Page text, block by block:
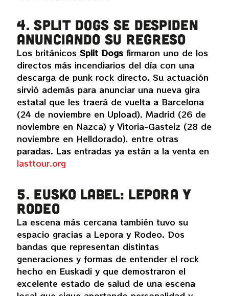
4. Split Dogs se despiden
anunciando su regreso
Los británicosSplit Dogs firmaron uno de los
directos más incendiarios del día con una
descarga de punk rock directo. Su actuación
sirvió además para anunciar una nueva gira
estatal que les traerá de vuelta a Barcelona
(24 de noviembre en Upload), Madrid (26 de
noviembre en Nazca) y Vitoria-Gasteiz (28 de
noviembre en Helldorado), entre otras
paradas. Las entradas ya están a la venta en
lasttour.org
5. Eusko label: Lepora y
Rodeo
La escena más cercana también tuvo su
espacio gracias a Lepora y Rodeo. Dos
bandas que representan distintas
generaciones y formas de entender el rock
hecho en Euskadi y que demostraron el
excelente estado de salud de una escena